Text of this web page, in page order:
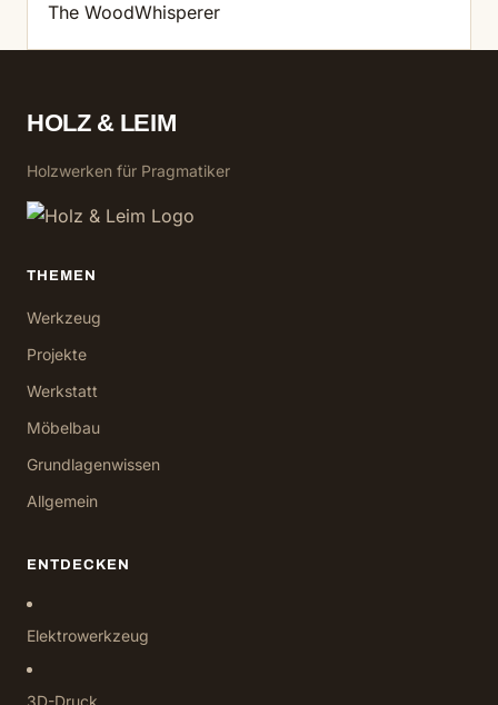
The WoodWhisperer
HOLZ & LEIM
Holzwerken für Pragmatiker
THEMEN
Werkzeug
Projekte
Werkstatt
Möbelbau
Grundlagenwissen
Allgemein
ENTDECKEN
Elektrowerkzeug